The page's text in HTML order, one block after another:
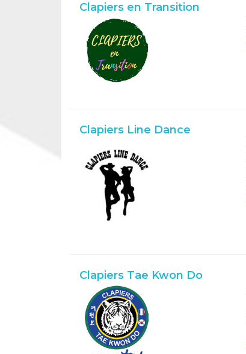
Clapiers en Transition
Clapiers Line Dance
Clapiers Tae Kwon Do